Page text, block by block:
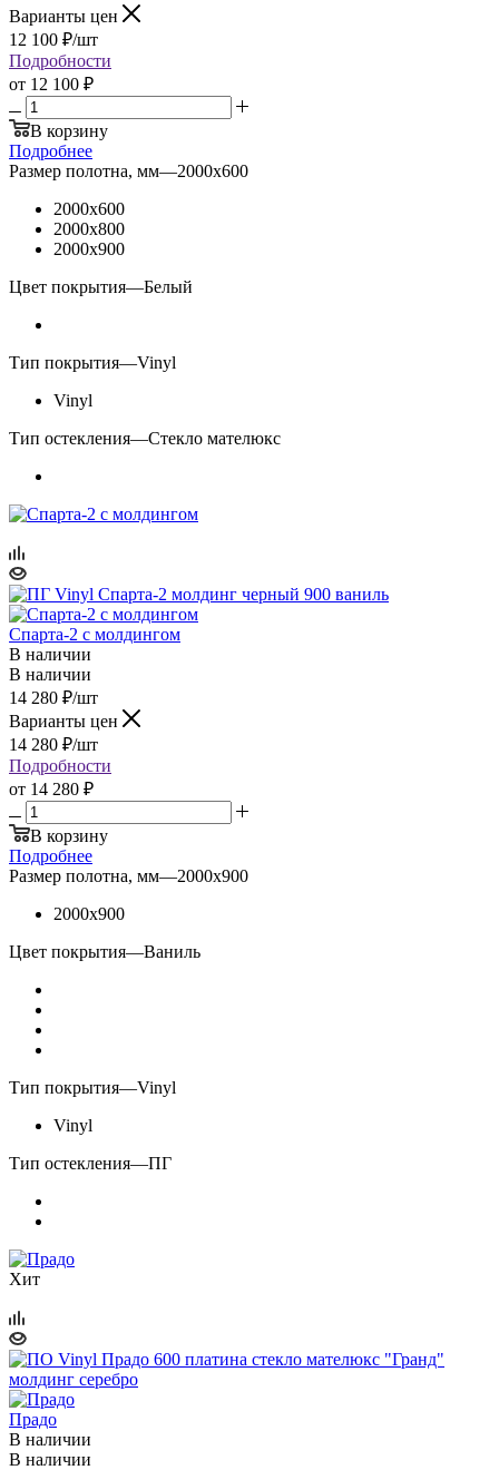
Варианты цен
12 100 ₽/шт
Подробности
от 12 100 ₽
В корзину
Подробнее
Размер полотна, мм—2000x600
2000x600
2000x800
2000x900
Цвет покрытия—Белый
Тип покрытия—Vinyl
Vinyl
Тип остекления—Стекло мателюкс
Спарта-2 с молдингом
В наличии
В наличии
14 280 ₽/шт
Варианты цен
14 280 ₽/шт
Подробности
от 14 280 ₽
В корзину
Подробнее
Размер полотна, мм—2000x900
2000x900
Цвет покрытия—Ваниль
Тип покрытия—Vinyl
Vinyl
Тип остекления—ПГ
Хит
Прадо
В наличии
В наличии